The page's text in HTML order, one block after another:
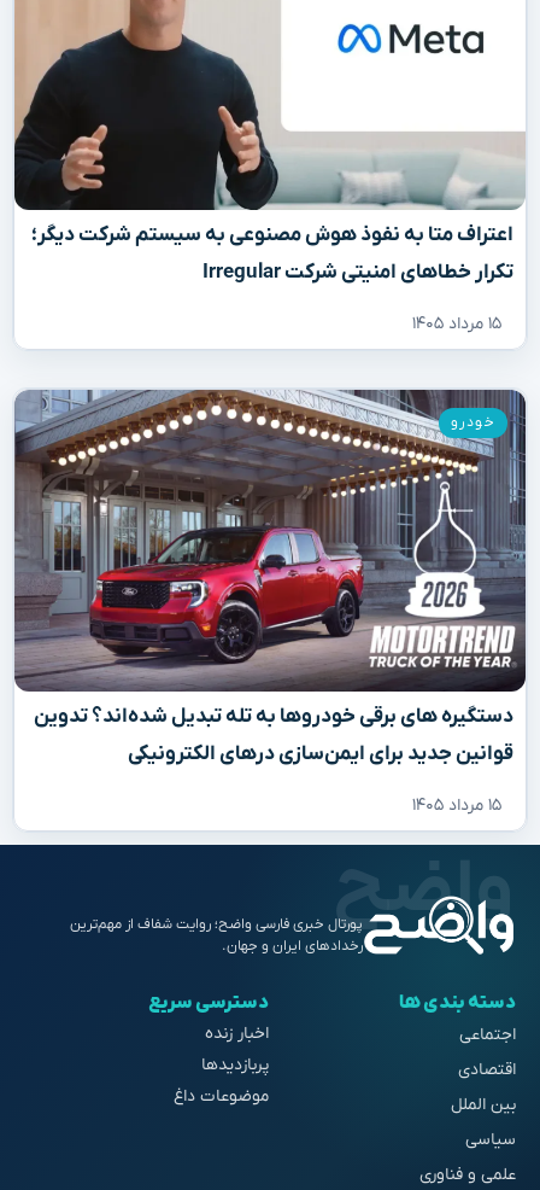
اعتراف متا به نفوذ هوش مصنوعی به سیستم شرکت دیگر؛
تکرار خطاهای امنیتی شرکت Irregular
۱۵ مرداد ۱۴۰۵
دستگیره‌ های برقی خودروها به تله تبدیل شده‌اند؟ تدوین
قوانین جدید برای ایمن‌سازی درهای الکترونیکی
۱۵ مرداد ۱۴۰۵
خودرو
پورتال خبری فارسی واضح؛ روایت شفاف از مهم‌ترین
رخدادهای ایران و جهان.
دسته بندی ها
اجتماعی
اقتصادی
بین الملل
سیاسی
علمی و فناوری
دسترسی سریع
اخبار زنده
پربازدیدها
موضوعات داغ